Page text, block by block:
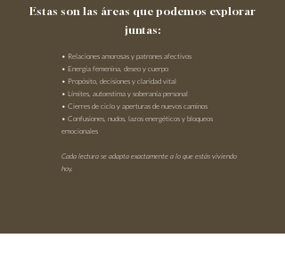
Estas son las áreas que podemos explorar
juntas:
• Relaciones amorosas y patrones afectivos
• Energía femenina, deseo y cuerpo
• Propósito, decisiones y claridad vital
• Límites, autoestima y soberanía personal
• Cierres de ciclo y aperturas de nuevos caminos
• Confusiones, nudos, lazos energéticos y bloqueos
emocionales
Cada lectura se adapta exactamente a lo que estás viviendo
hoy.